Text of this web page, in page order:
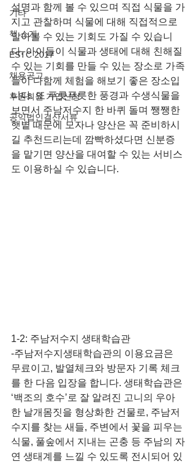
기타
책 소개
ESTC 2017
채용공고
후원회원 가입신청
공익법인결산서류
설명과 함께 볼 수 있으며 직접 식물을 가
지고 관찰하며 식물에 대해 직접적으로
알아볼 수 있는 기회도 가질 수 있습니
다. 아이들이 식물과 생태에 대해 친해질
수 있는 기회를 만들 수 있는 장소로 가족
들이 다함께 체험을 해보기 좋은 장소입
니다. 또 푸릇푸릇한 풍경과 수생식물을
보면서 주남저수지 한 바퀴 돌며 쨍쨍한
햇볕 때문에 모자나 양산은 꼭 준비하시
길 추천드리는데 깜빡하셨다면 신분증
을 맡기면 양산을 대여할 수 있는 서비스
도 이용하실 수 있습니다.
1-2: 주남저수지 생태학습관
-주남저수지생태학습관의 이용요금은
무료이고, 발열체크와 방문자 기록 체크
를 한 다음 입장을 합니다. 생태학습관은
‘백조의 호수’로 잘 알려진 고니의 우아
한 날개몸짓을 형상화한 건물로, 주남저
수지를 찾는 새들, 주변에서 꽃을 피우는
식물, 풀숲에서 지내는 곤충 등 주남의 자
연 생태계를 느낄 수 있도록 전시되어 있